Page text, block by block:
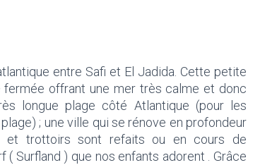
entre Safi et El Jadida. Cette petite
fermée offrant une mer très calme et donc
longue plage côté Atlantique (pour les
; une ville qui se rénove en profondeur
et trottoirs sont refaits ou en cours de
Surfland ) que nos enfants adorent . Grâce